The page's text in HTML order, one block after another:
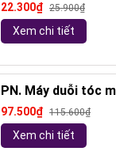
22.300₫ 25.900₫
Xem chi tiết
PN. Máy duỗi tóc
97.500₫ 115.600₫
Xem chi tiết